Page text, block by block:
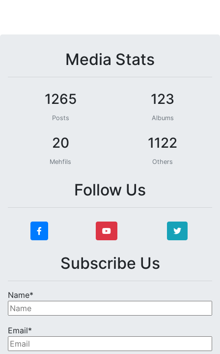
Media Stats
1265
Posts
123
Albums
20
Mehfils
1122
Others
Follow Us
Subscribe Us
Name*
Email*